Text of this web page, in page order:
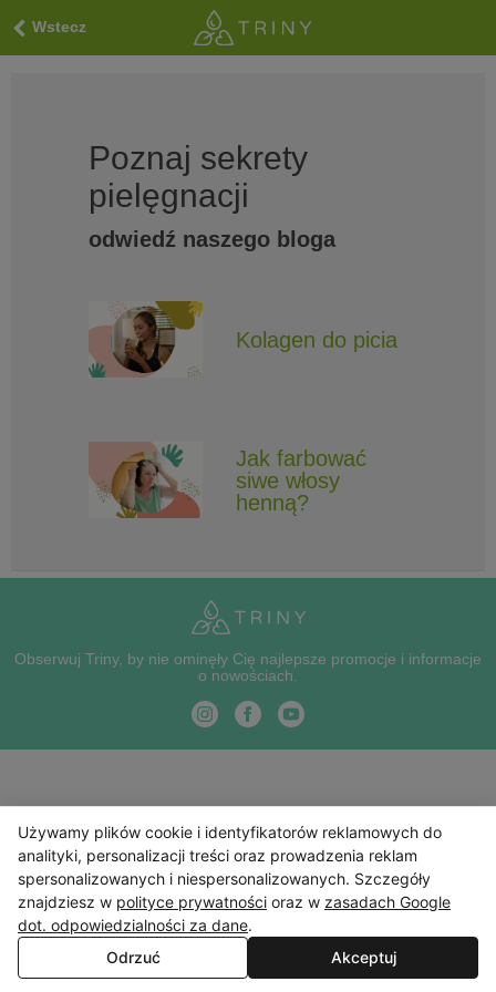
Wstecz
Poznaj sekrety
pielęgnacji
odwiedź naszego bloga
Kolagen do picia
Jak farbować
siwe włosy
henną?
Obserwuj Triny, by nie ominęły Cię najlepsze promocje i informacje
o nowościach.
Używamy plików cookie i identyfikatorów reklamowych do
analityki, personalizacji treści oraz prowadzenia reklam
spersonalizowanych i niespersonalizowanych. Szczegóły
znajdziesz w polityce prywatności oraz w zasadach Google
dot. odpowiedzialności za dane.
Odrzuć
Akceptuj